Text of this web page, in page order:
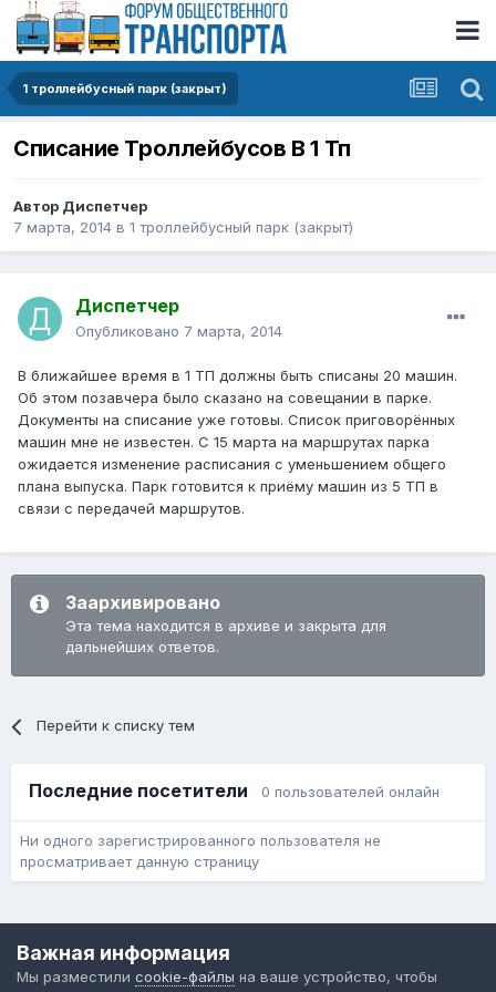
1 троллейбусный парк (закрыт)
Списание Троллейбусов В 1 Тп
Автор Диспетчер
7 марта, 2014 в 1 троллейбусный парк (закрыт)
Диспетчер
Опубликовано 7 марта, 2014
В ближайшее время в 1 ТП должны быть списаны 20 машин.
Об этом позавчера было сказано на совещании в парке.
Документы на списание уже готовы. Список приговорённых
машин мне не известен. С 15 марта на маршрутах парка
ожидается изменение расписания с уменьшением общего
плана выпуска. Парк готовится к приёму машин из 5 ТП в
связи с передачей маршрутов.
Заархивировано
Эта тема находится в архиве и закрыта для
дальнейших ответов.
Перейти к списку тем
Последние посетители 0 пользователей онлайн
Ни одного зарегистрированного пользователя не
просматривает данную страницу
Форум общественного транспорта
Powered by Invision Community
Важная информация
Мы разместили cookie-файлы на ваше устройство, чтобы